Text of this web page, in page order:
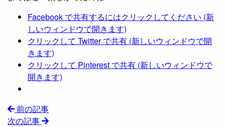
Facebook で共有するにはクリックしてください (新
しいウィンドウで開きます)
クリックして Twitter で共有 (新しいウィンドウで開
きます)
クリックして Pinterest で共有 (新しいウィンドウで
開きます)
前の記事
次の記事